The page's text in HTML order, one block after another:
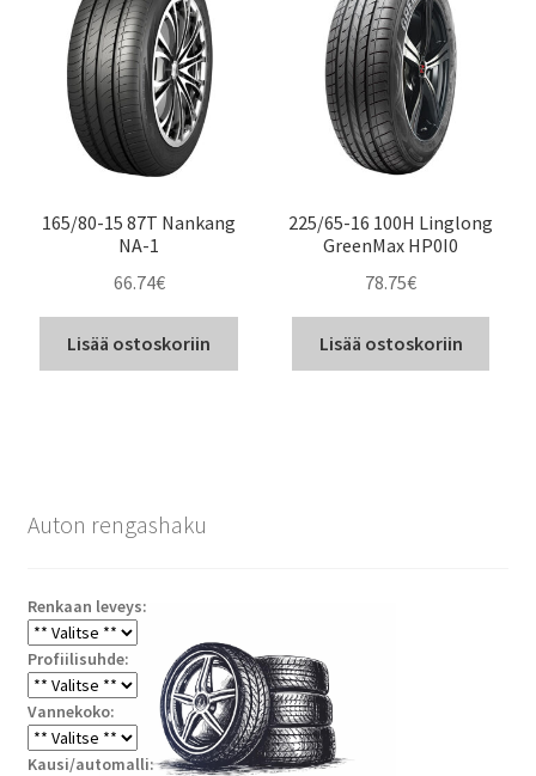
165/80-15 87T Nankang
NA-1
66.74€
Lisää ostoskoriin
225/65-16 100H Linglong
GreenMax HP0I0
78.75€
Lisää ostoskoriin
Auton rengashaku
Renkaan leveys:
Profiilisuhde:
Vannekoko:
Kausi/automalli: